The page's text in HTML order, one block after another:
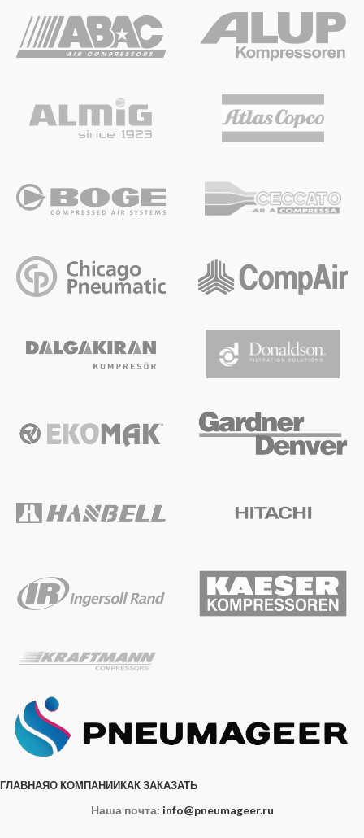
ГЛАВНАЯО КОМПАНИИКАК ЗАКАЗАТЬ
Наша почта: info@pneumageer.ru